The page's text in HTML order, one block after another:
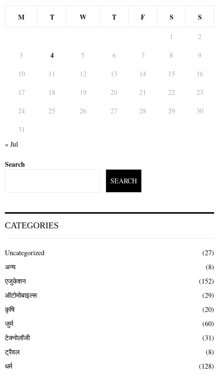
M T W T F S S
1
2
3
4 5 6 7 8
9
10
11 12 13 14 15
16
17
18 19 20 21 22
23
24
25 26 27 28 29
30
31
« Jul
Search
SEARCH
CATEGORIES
Uncategorized
(27)
अन्य
(8)
एजुकेशन
(152)
ऑटोमोबाइल्स
(29)
कृषि
(20)
जुर्म
(60)
टेक्नोलॉजी
(31)
ट्रैवल
(8)
धर्म
(128)